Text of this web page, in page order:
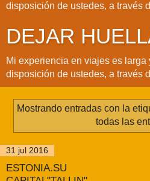
disposición de ustedes, a través
DEJAR
Mi experiencia en viajes es larga
disposición de ustedes, a través
Mostrando entradas con la
todas las
31 jul 2016
ESTONIA.SU